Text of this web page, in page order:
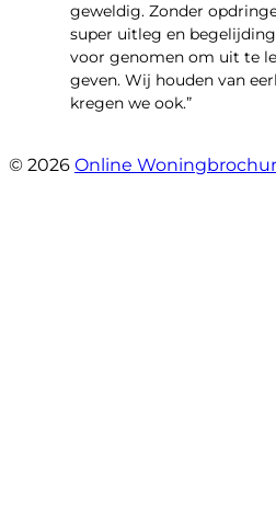
geweldig. Zonder
super uitleg en
voor genomen om uit te
geven. Wij houden van
kregen we ook.”
© 2026 Online